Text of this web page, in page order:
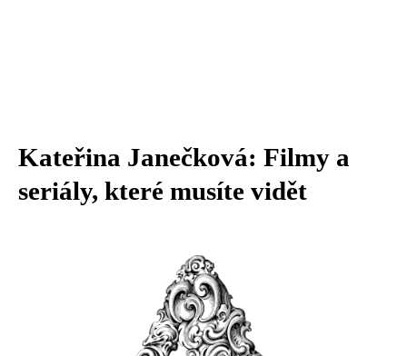
Kateřina Janečková: Filmy a
seriály, které musíte vidět